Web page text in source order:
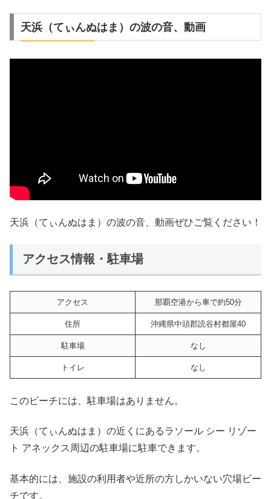
天浜（てぃんぬはま）の波の音、動画
天浜（てぃんぬはま）の波の音、動画ぜひご覧ください！
アクセス情報・駐車場
アクセス 那覇空港から車で約50分
住所 沖縄県中頭郡読谷村都屋40
駐車場 なし
トイレ なし
このビーチには、駐車場はありません。
天浜（てぃんぬはま）の近くにあるラソール シー リゾー
ト アネックス周辺の駐車場に駐車できます。
基本的には、施設の利用者や近所の方しかいない穴場ビー
チです。